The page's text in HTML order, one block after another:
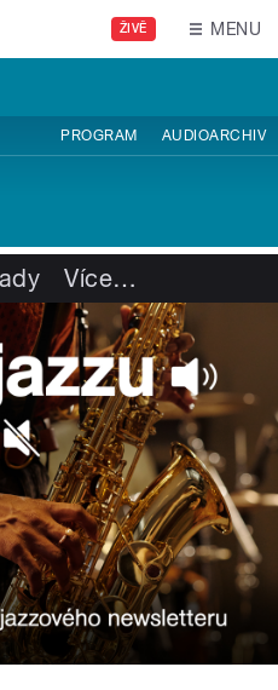
ŽIVĚ MENU
PROGRAM AUDIOARCHIV
Více…